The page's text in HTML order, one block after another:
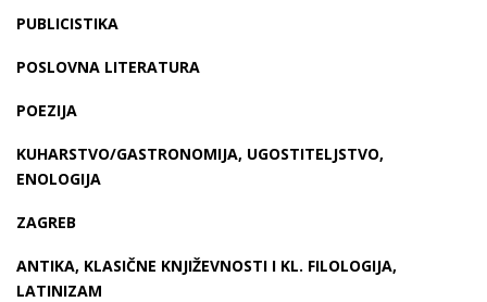
PUBLICISTIKA
POSLOVNA LITERATURA
POEZIJA
KUHARSTVO/GASTRONOMIJA, UGOSTITELJSTVO,
ENOLOGIJA
ZAGREB
ANTIKA, KLASIČNE KNJIŽEVNOSTI I KL. FILOLOGIJA,
LATINIZAM